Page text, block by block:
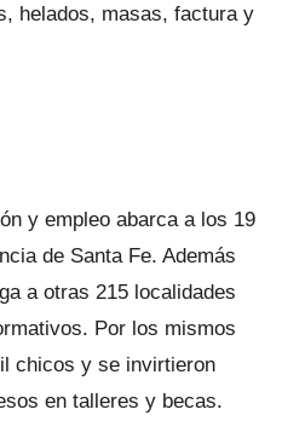
helados, masas, factura y
y empleo abarca a los 19
de Santa Fe. Además
a otras 215 localidades
Por los mismos
chicos y se invirtieron
en talleres y becas.